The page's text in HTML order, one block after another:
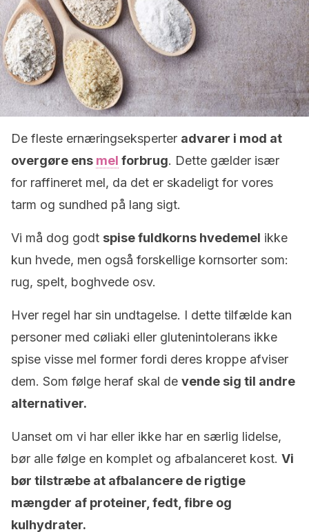
De fleste ernæringseksperter advarer i mod at
overgøre ens mel forbrug. Dette gælder især
for raffineret mel, da det er skadeligt for vores
tarm og sundhed på lang sigt.
Vi må dog godt spise fuldkorns hvedemel ikke
kun hvede, men også forskellige kornsorter som:
rug, spelt, boghvede osv.
Hver regel har sin undtagelse. I dette tilfælde kan
personer med cøliaki eller glutenintolerans ikke
spise visse mel former fordi deres kroppe afviser
dem. Som følge heraf skal de vende sig til andre
alternativer.
Uanset om vi har eller ikke har en særlig lidelse,
bør alle følge en komplet og afbalanceret kost. Vi
bør tilstræbe at afbalancere de rigtige
mængder af proteiner, fedt, fibre og
kulhydrater.